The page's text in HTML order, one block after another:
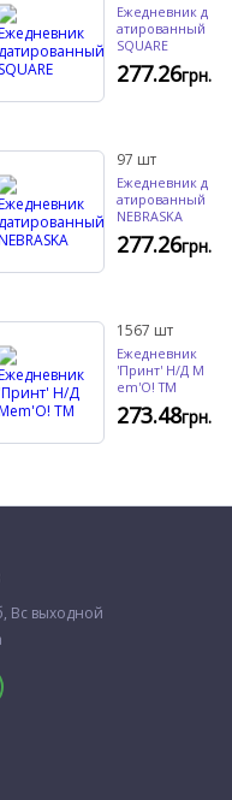
Ежедневник д
атированный
SQUARE
277.26грн.
97 шт
Ежедневник д
атированный
NEBRASKA
277.26грн.
1567 шт
Ежедневник
'Принт' Н/Д M
em'O! ТМ
273.48грн.
Вс выходной